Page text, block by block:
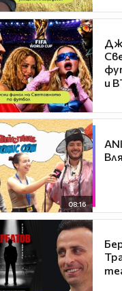
и
08:16